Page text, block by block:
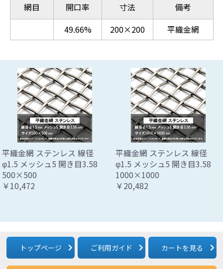
網目
開口率
49.66%
寸法
200×200
備考
平織金網
平織金網 ステンレス 線径
φ1.5 メッシュ5 開き目3.58
500×500
￥10,472
平織金網 ステンレス 線径
φ1.5 メッシュ5 開き目3.58
1000×1000
￥20,482
トップページ ご利用ガイド カートを見る